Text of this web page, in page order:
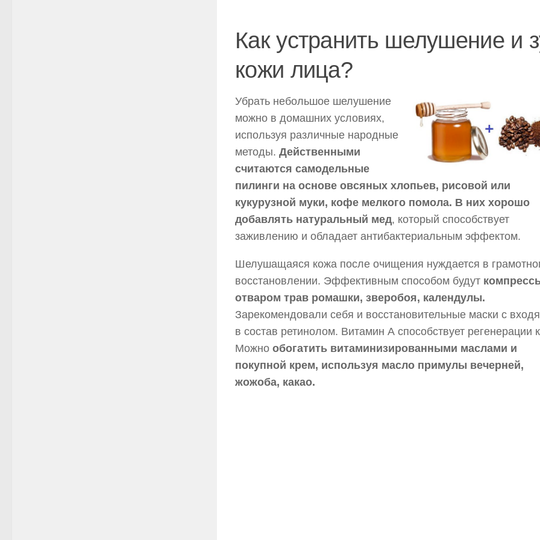
Как устранить шелушение и
кожи лица?
Убрать небольшое шелушение
можно в домашних условиях,
используя различные народные
методы. Действенными
считаются самодельные
пилинги на основе овсяных хлопьев, рисовой или
кукурузной муки, кофе мелкого помола. В них хорошо
добавлять натуральный мед, который способствует
заживлению и обладает антибактериальным эффектом.
Шелушащаяся кожа после очищения нуждается в
восстановлении. Эффективным способом будут
отваром трав ромашки, зверобоя, календулы.
Зарекомендовали себя и восстановительные маски с
в состав ретинолом. Витамин А способствует регенерации
Можно обогатить витаминизированными маслами и
покупной крем, используя масло примулы вечерней,
жожоба, какао.